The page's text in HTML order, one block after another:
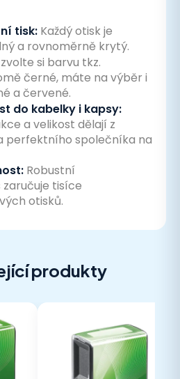
tisk: Každý otisk je
a rovnoměrně krytý.
zvolte si barvu tkz.
černé, máte na výběr i
a červené.
do kabelky i kapsy:
a velikost dělají z
perfektního společníka na
Robustní
tisíce
otisků.
produkty